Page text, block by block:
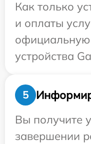
Как только
и оплаты
устройства
5
Вы получите
завершении